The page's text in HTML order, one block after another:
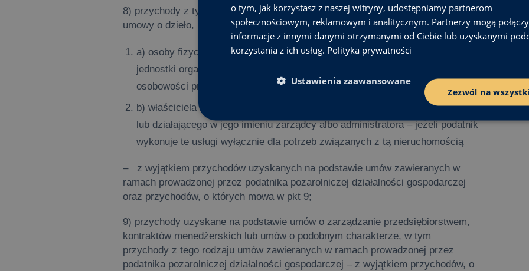
8) przychody z tytułu wykonywania usług, na podstawie umowy zlecenia lub
umowy o dzieło, uzyskiwane wyłącznie od:
a) osoby fizycznej prowadzącej działalność gospodarczą, osoby prawnej i jej
jednostki organizacyjnej oraz jednostki organizacyjnej niemającej
osobowości prawnej,
b) właściciela (posiadacza) nieruchomości, w której lokale są wynajmowane,
lub działającego w jego imieniu zarządcy albo administratora – jeżeli podatnik
wykonuje te usługi wyłącznie dla potrzeb związanych z tą nieruchomością
– z wyjątkiem przychodów uzyskanych na podstawie umów zawieranych w
ramach prowadzonej przez podatnika pozarolniczej działalności gospodarczej
oraz przychodów, o których mowa w pkt 9;
9) przychody uzyskane na podstawie umów o zarządzanie przedsiębiorstwem,
kontraktów menedżerskich lub umów o podobnym charakterze, w tym
przychody z tego rodzaju umów zawieranych w ramach prowadzonej przez
podatnika pozarolniczej działalności gospodarczej – z wyjątkiem przychodów, o
o tym, jak korzystasz z naszej witryny, udostępniamy partnerom
społecznościowym, reklamowym i analitycznym. Partnerzy mogą
informacje z innymi danymi otrzymanymi od Ciebie lub uzyskanymi
korzystania z ich usług. Polityka prywatności
Zezwól na
Ustawienia zaawansowane